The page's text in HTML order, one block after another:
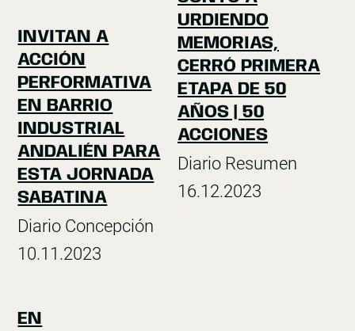
INVITAN A
ACCIÓN
PERFORMATIVA
EN BARRIO
INDUSTRIAL
ANDALIÉN PARA
ESTA JORNADA
SABATINA
Diario Concepción
10.11.2023
EN
URDIENDO
MEMORIAS,
CERRÓ PRIMERA
ETAPA DE 50
AÑOS | 50
ACCIONES
Diario Resumen
16.12.2023